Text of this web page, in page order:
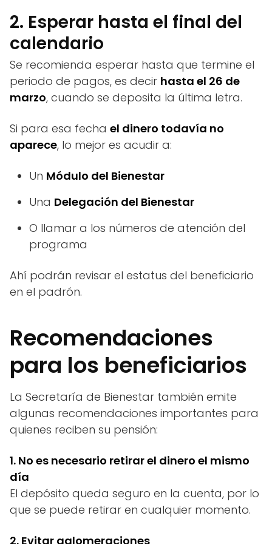
2. Esperar hasta el final del
calendario
Se recomienda esperar hasta que termine el
periodo de pagos, es decir hasta el 26 de
marzo, cuando se deposita la última letra.
Si para esa fecha el dinero todavía no
aparece, lo mejor es acudir a:
Un Módulo del Bienestar
Una Delegación del Bienestar
O llamar a los números de atención del
programa
Ahí podrán revisar el estatus del beneficiario
en el padrón.
Recomendaciones
para los beneficiarios
La Secretaría de Bienestar también emite
algunas recomendaciones importantes para
quienes reciben su pensión:
1. No es necesario retirar el dinero el mismo
día
El depósito queda seguro en la cuenta, por lo
que se puede retirar en cualquier momento.
2. Evitar aglomeraciones